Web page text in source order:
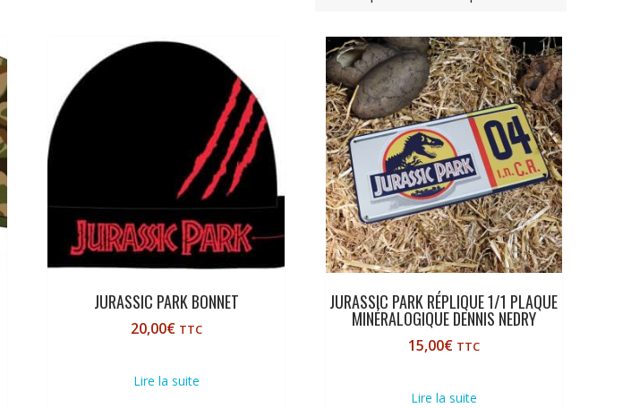
JURASSIC PARK BONNET
20,00€ TTC
Lire la suite
JURASSIC PARK RÉPLIQUE 1/1 PLAQUE
MINÉRALOGIQUE DENNIS NEDRY
15,00€ TTC
Lire la suite